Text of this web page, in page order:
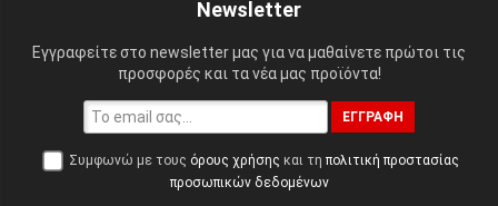
Newsletter
Εγγραφείτε στο newsletter μας για να μαθαίνετε πρώτοι τις
προσφορές και τα νέα μας προϊόντα!
ΕΓΓΡΑΦΉ
Συμφωνώ με τους όρους χρήσης και τη πολιτική προστασίας
προσωπικών δεδομένων